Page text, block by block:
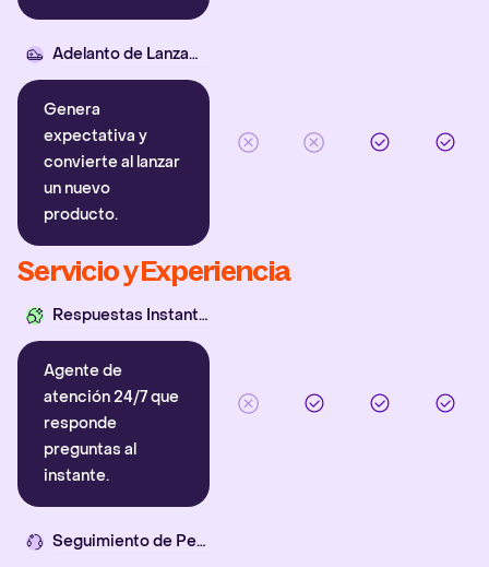
Adelanto de Lanzamiento
Genera
expectativa y
convierte al lanzar
un nuevo
producto.
Servicio y Experiencia
Respuestas Instantáneas
Agente de
atención 24/7 que
responde
preguntas al
instante.
Seguimiento de Pedidos